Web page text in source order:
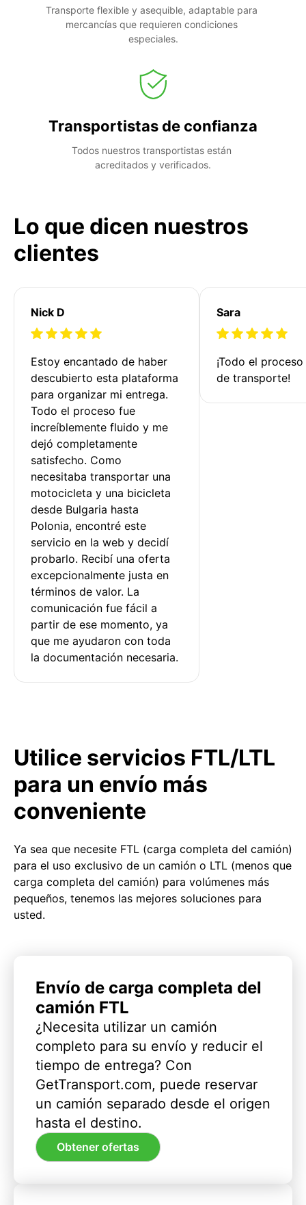
Transporte flexible y asequible, adaptable para
mercancías que requieren condiciones
especiales.
Transportistas de confianza
Todos nuestros transportistas están
acreditados y verificados.
Lo que dicen nuestros
clientes
Nick D
Estoy encantado de haber
descubierto esta plataforma
para organizar mi entrega.
Todo el proceso fue
increíblemente fluido y me
dejó completamente
satisfecho. Como
necesitaba transportar una
motocicleta y una bicicleta
desde Bulgaria hasta
Polonia, encontré este
servicio en la web y decidí
probarlo. Recibí una oferta
excepcionalmente justa en
términos de valor. La
comunicación fue fácil a
partir de ese momento, ya
que me ayudaron con toda
la documentación necesaria.
Sara
¡Todo el
de transporte!
Utilice servicios FTL/LTL
para un envío más
conveniente
Ya sea que necesite FTL (carga completa del camión)
para el uso exclusivo de un camión o LTL (menos que
carga completa del camión) para volúmenes más
pequeños, tenemos las mejores soluciones para
usted.
Envío de carga completa del
camión FTL
¿Necesita utilizar un camión
completo para su envío y reducir el
tiempo de entrega? Con
GetTransport.com, puede reservar
un camión separado desde el origen
hasta el destino.
Obtener ofertas